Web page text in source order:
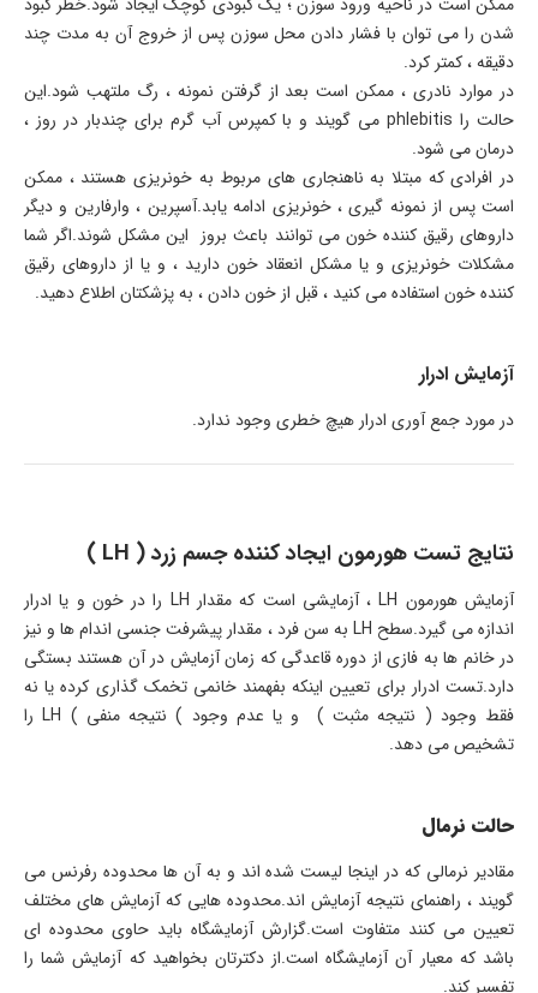
شدن را می توان با فشار دادن محل سوزن پس از خروج آن به مدت چند
دقیقه ، کمتر کرد.
در موارد نادری ، ممکن است بعد از گرفتن نمونه ، رگ ملتهب شود.این
حالت را phlebitis می گویند و با کمپرس آب گرم برای چندبار در روز ،
درمان می شود.
در افرادی که مبتلا به ناهنجاری های مربوط به خونریزی هستند ، ممکن
است پس از نمونه گیری ، خونریزی ادامه یابد.آسپرین ، وارفارین و دیگر
داروهای رقیق کننده خون می توانند باعث بروز این مشکل شوند.اگر شما
مشکلات خونریزی و یا مشکل انعقاد خون دارید ، و یا از داروهای رقیق
کننده خون استفاده می کنید ، قبل از خون دادن ، به پزشکتان اطلاع دهید.
آزمایش ادرار
در مورد جمع آوری ادرار هیچ خطری وجود ندارد.
نتایج تست هورمون ایجاد کننده جسم زرد ( LH )
آزمایش هورمون LH ، آزمایشی است که مقدار LH را در خون و یا ادرار
اندازه می گیرد.سطح LH به سن فرد ، مقدار پیشرفت جنسی اندام ها و نیز
در خانم ها به فازی از دوره قاعدگی که زمان آزمایش در آن هستند بستگی
دارد.تست ادرار برای تعیین اینکه بفهمند خانمی تخمک گذاری کرده یا نه
فقط وجود ( نتیجه مثبت ) و یا عدم وجود ) نتیجه منفی ) LH را
تشخیص می دهد.
حالت نرمال
مقادیر نرمالی که در اینجا لیست شده اند و به آن ها محدوده رفرنس می
گویند ، راهنمای نتیجه آزمایش اند.محدوده هایی که آزمایش های مختلف
تعیین می کنند متفاوت است.گزارش آزمایشگاه باید حاوی محدوده ای
باشد که معیار آن آزمایشگاه است.از دکترتان بخواهید که آزمایش شما را
تفسیر کند.